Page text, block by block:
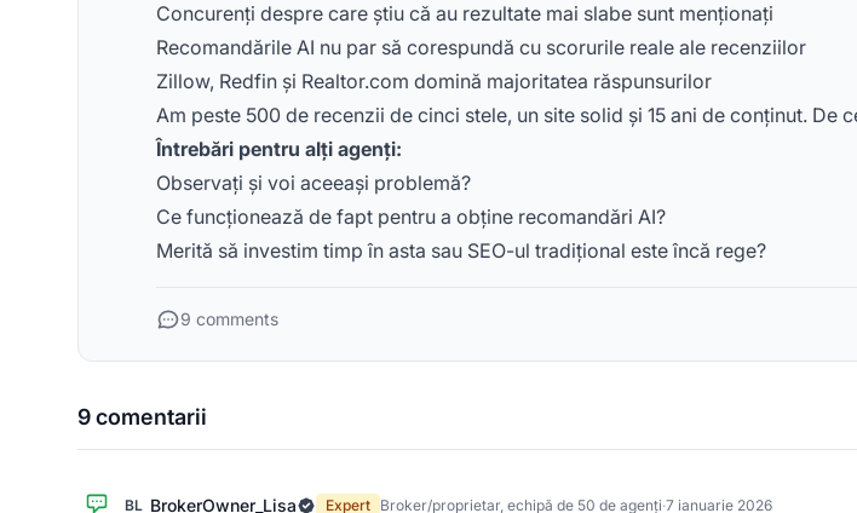
Concurenți despre care știu că au rezultate mai slabe sunt menționați
Recomandările AI nu par să corespundă cu scorurile reale ale recenziilor
Zillow, Redfin și Realtor.com domină majoritatea răspunsurilor
Am peste 500 de recenzii de cinci stele, un site solid și 15 ani de conținut. De
Întrebări pentru alți agenți:
Observați și voi aceeași problemă?
Ce funcționează de fapt pentru a obține recomandări AI?
Merită să investim timp în asta sau SEO-ul tradițional este încă rege?
9 comments
9 comentarii
BL BrokerOwner_Lisa Expert Broker/proprietar, echipă de 50 de agenți·7 ianuarie 2026